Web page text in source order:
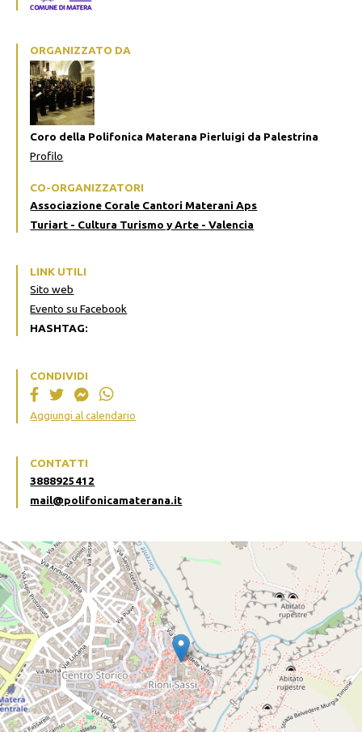
ORGANIZZATO DA
Coro della Polifonica Materana Pierluigi da Palestrina
Profilo
CO-ORGANIZZATORI
Associazione Corale Cantori Materani Aps
Turiart - Cultura Turismo y Arte - Valencia
LINK UTILI
Sito web
Evento su Facebook
HASHTAG:
CONDIVIDI
Aggiungi al calendario
CONTATTI
3888925412
mail@polifonicamaterana.it